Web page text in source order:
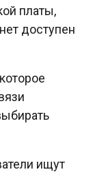
платы,
доступен
ищут